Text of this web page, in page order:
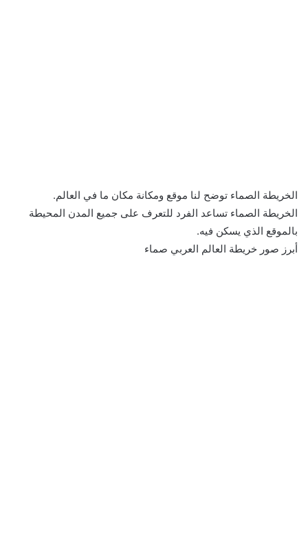
الخريطة الصماء توضح لنا موقع ومكانة مكان ما في العالم.
الخريطة الصماء تساعد الفرد للتعرف على جميع المدن المحيطة
بالموقع الذي يسكن فيه.
أبرز صور خريطة العالم العربي صماء